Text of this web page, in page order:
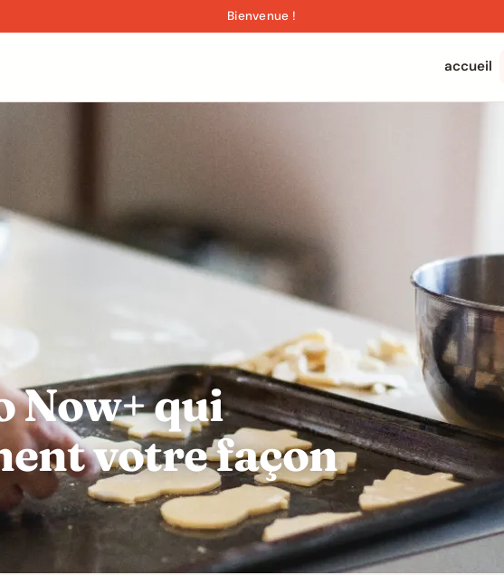
Bienvenue !
accueil
Now+ qui
votre façon